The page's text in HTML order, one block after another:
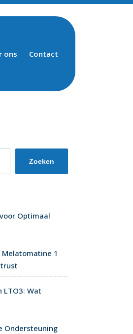
ons Contact
Zoeken
Optimaal
1
LTO3: Wat
Ondersteuning